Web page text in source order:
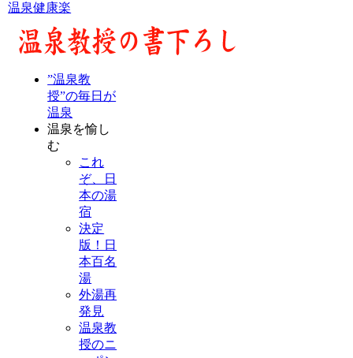
温泉健康楽
”温泉教
授”の毎日が
温泉
温泉を愉し
む
これ
ぞ、日
本の湯
宿
決定
版！日
本百名
湯
外湯再
発見
温泉教
授のニ